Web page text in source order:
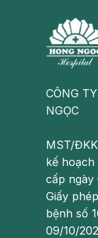
CÔNG
NGỌC
MST/
kế
cấp ngày
Giấy
bệnh số
09/10/